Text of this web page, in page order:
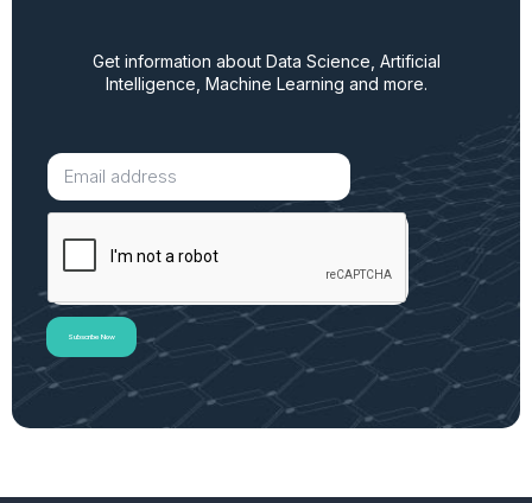
Get information about Data Science, Artificial
Intelligence, Machine Learning and more.
Subscribe Now